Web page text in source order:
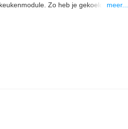
Zo heb je gekoelde meer...